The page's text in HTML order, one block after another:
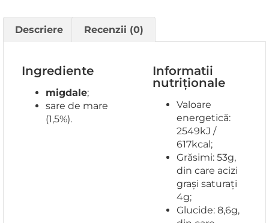
Descriere Recenzii (0)
Ingrediente
migdale;
sare de mare
(1,5%).
Informatii
nutriționale
Valoare
energetică:
2549kJ /
617kcal;
Grăsimi: 53g,
din care acizi
grași saturați
4g;
Glucide: 8,6g,